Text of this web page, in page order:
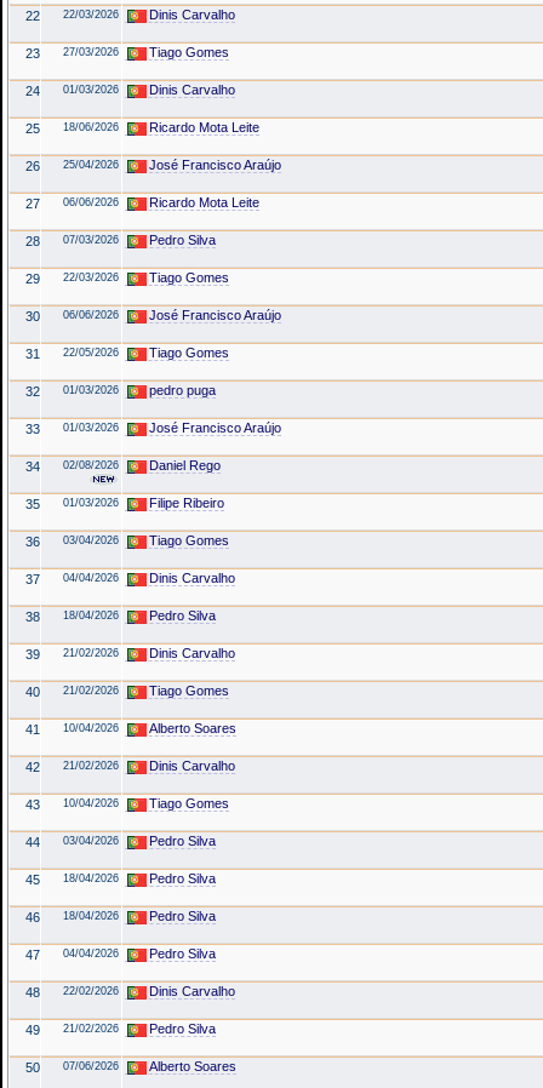
22 22/03/2026 Dinis Carvalho
23 27/03/2026 Tiago Gomes
24 01/03/2026 Dinis Carvalho
25 18/06/2026 Ricardo Mota Leite
26 25/04/2026 José Francisco Araújo
27 06/06/2026 Ricardo Mota Leite
28 07/03/2026 Pedro Silva
29 22/03/2026 Tiago Gomes
30 06/06/2026 José Francisco Araújo
31 22/05/2026 Tiago Gomes
32 01/03/2026 pedro puga
33 01/03/2026 José Francisco Araújo
34 02/08/2026 Daniel Rego
35 01/03/2026 Filipe Ribeiro
36 03/04/2026 Tiago Gomes
37 04/04/2026 Dinis Carvalho
38 18/04/2026 Pedro Silva
39 21/02/2026 Dinis Carvalho
40 21/02/2026 Tiago Gomes
41 10/04/2026 Alberto Soares
42 21/02/2026 Dinis Carvalho
43 10/04/2026 Tiago Gomes
44 03/04/2026 Pedro Silva
45 18/04/2026 Pedro Silva
46 18/04/2026 Pedro Silva
47 04/04/2026 Pedro Silva
48 22/02/2026 Dinis Carvalho
49 21/02/2026 Pedro Silva
50 07/06/2026 Alberto Soares